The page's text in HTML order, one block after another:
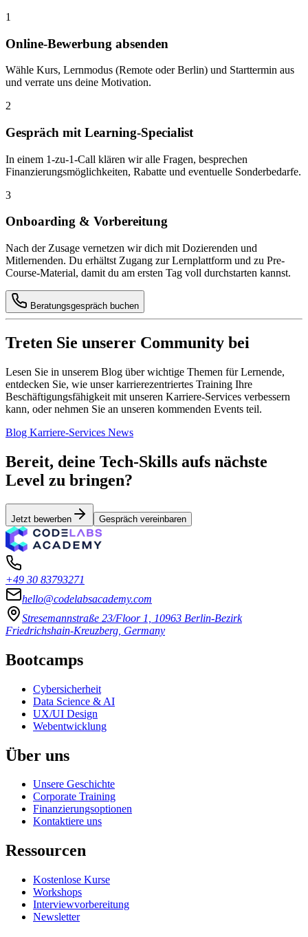
1
Online-Bewerbung absenden
Wähle Kurs, Lernmodus (Remote oder Berlin) und Starttermin aus
und verrate uns deine Motivation.
2
Gespräch mit Learning-Specialist
In einem 1-zu-1-Call klären wir alle Fragen, besprechen
Finanzierungsmöglichkeiten, Rabatte und eventuelle Sonderbedarfe.
3
Onboarding & Vorbereitung
Nach der Zusage vernetzen wir dich mit Dozierenden und
Mitlernenden. Du erhältst Zugang zur Lernplattform und zu Pre-
Course-Material, damit du am ersten Tag voll durchstarten kannst.
Beratungsgespräch buchen
Treten Sie unserer Community bei
Lesen Sie in unserem Blog über wichtige Themen für Lernende,
entdecken Sie, wie unser karrierezentriertes Training Ihre
Beschäftigungsfähigkeit mit unseren Karriere-Services verbessern
kann, oder nehmen Sie an unseren kommenden Events teil.
Blog Karriere-Services News
Bereit, deine Tech-Skills aufs nächste
Level zu bringen?
Jetzt bewerben Gespräch vereinbaren
+49 30 83793271
hello@codelabsacademy.com
Stresemannstraße 23/Floor 1, 10963 Berlin-Bezirk
Friedrichshain-Kreuzberg, Germany
Bootcamps
Cybersicherheit
Data Science & AI
UX/UI Design
Webentwicklung
Über uns
Unsere Geschichte
Corporate Training
Finanzierungsoptionen
Kontaktiere uns
Ressourcen
Kostenlose Kurse
Workshops
Interviewvorbereitung
Newsletter